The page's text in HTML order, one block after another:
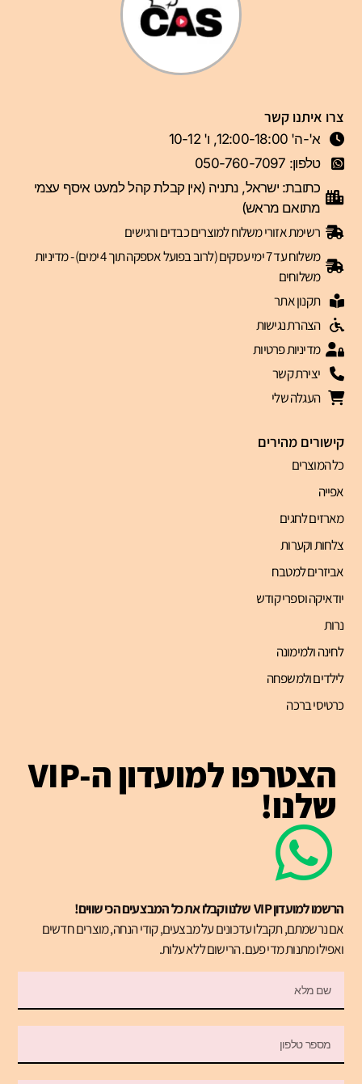
קישורים מהירים
כל המוצרים
אפייה
מארזים לחגים
צלחות וקערות
אביזרים למטבח
יודאיקה וספרי קודש
נרות
לחינה ולמימונה
לילדים ולמשפחה
כרטיסי ברכה
צרו איתנו קשר
א'-ה' 12:00-18:00, ו' 10-12
טלפון: 050-760-7097
כתובת: ישראל, נתניה (אין קבלת קהל למעט איסף עצמי
מתואם מראש)
רשימת אזורי משלוח למוצרים כבדים ורגישים
משלוח עד 7 ימי עסקים (לרוב בפועל אספקה תוך 4 ימים) - מדיניות
משלוחים
תקנון אתר
הצהרת נגישות
מדיניות פרטיות
יצירת קשר
העגלה שלי
הצטרפו למועדון ה-VIP
שלנו!
הרשמו למועדון VIP שלנו וקבלו את כל המבצעים הכי שווים!
אם נרשמתם, תקבלו עדכונים על מבצעים, קודי הנחה, מוצרים חדשים
ואפילו מתנות מדי פעם. הרישום ללא עלות.